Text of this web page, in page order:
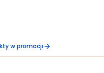
w promocji